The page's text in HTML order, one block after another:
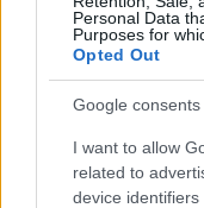
Personal Data
Purposes for
Opted Out
Google consents
I want to allow
related to
device identifiers
4. A
kell erősíts.